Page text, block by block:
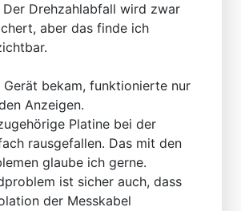
Der Drehzahlabfall wird zwar
aber das finde ich
Gerät bekam, funktionierte nur
Anzeigen.
Platine bei der
rausgefallen. Das mit den
glaube ich gerne.
ist sicher auch, dass
der Messkabel